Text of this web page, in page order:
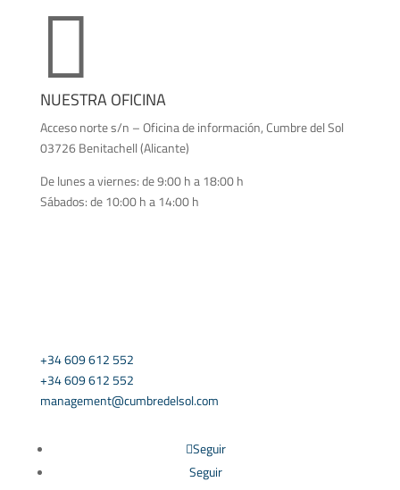

NUESTRA OFICINA
Acceso norte s/n – Oficina de información, Cumbre del Sol
03726 Benitachell (Alicante)
De lunes a viernes: de 9:00 h a 18:00 h
Sábados: de 10:00 h a 14:00 h
+34 609 612 552
+34 609 612 552
management@cumbredelsol.com
Seguir
Seguir